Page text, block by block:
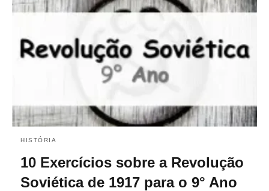
HISTÓRIA
10 Exercícios sobre a Revolução
Soviética de 1917 para o 9° Ano